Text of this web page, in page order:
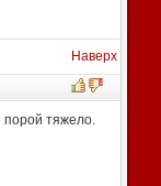
Наверх
порой тяжело.